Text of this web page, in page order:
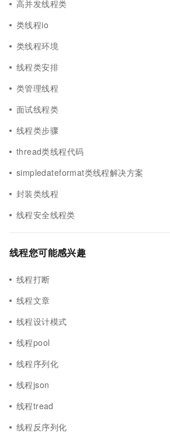
高并发线程类
类线程io
类线程环境
线程类安排
类管理线程
面试线程类
线程类步骤
thread类线程代码
simpledateformat类线程解决方案
封装类线程
线程安全线程类
线程您可能感兴趣
线程打断
线程文章
线程设计模式
线程pool
线程序列化
线程json
线程tread
线程反序列化